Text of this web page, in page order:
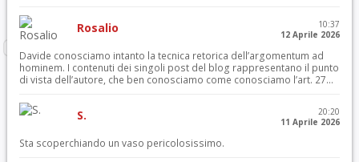
Rosalio
10:37
12 Aprile 2026
Davide conosciamo intanto la tecnica retorica dell’argomentum ad
hominem. I contenuti dei singoli post del blog rappresentano il punto
di vista dell’autore, che ben conosciamo come conosciamo l’art. 27...
S.
20:20
11 Aprile 2026
Sta scoperchiando un vaso pericolosissimo.